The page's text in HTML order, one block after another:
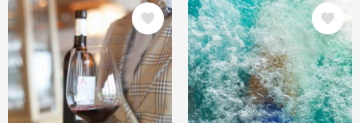
Afbeelding Afbeelding